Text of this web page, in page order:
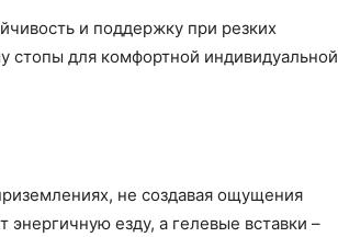
и поддержку при резких
для комфортной индивидуальной
не создавая ощущения
энергичную езду, а гелевые вставки –